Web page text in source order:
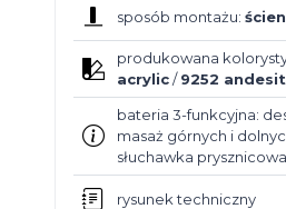
sposób montażu:
produkowana
acrylic/9252
bateria 3-funkcyjna:
masaż górnych i
słuchawka prysznicowa
rysunek techniczny